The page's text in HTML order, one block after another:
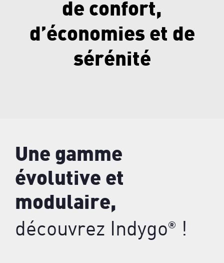
de confort,
d’économies et de
sérénité
Une gamme
évolutive et
modulaire,
découvrez Indygo® !